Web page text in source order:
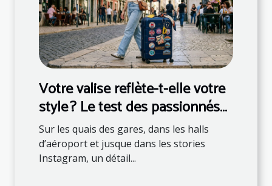
Votre valise reflète-t-elle votre
style ? Le test des passionnés
de mode
Sur les quais des gares, dans les halls
d’aéroport et jusque dans les stories
Instagram, un détail...